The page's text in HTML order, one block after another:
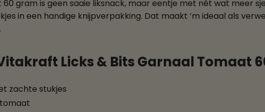
gram is geen saaie liksnack, maar eentje met nét wat meer
in een handige knijpverpakking. Dat maakt ’m ideaal als
Licks & Bits Garnaal Tomaat
zachte stukjes